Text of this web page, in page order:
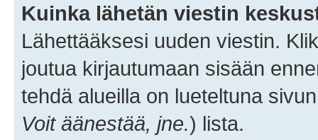
Kuinka lähetän viestin
Lähettääksesi uuden viestin.
joutua kirjautumaan sisään
tehdä alueilla on lueteltuna
Voit äänestää, jne.) lista.